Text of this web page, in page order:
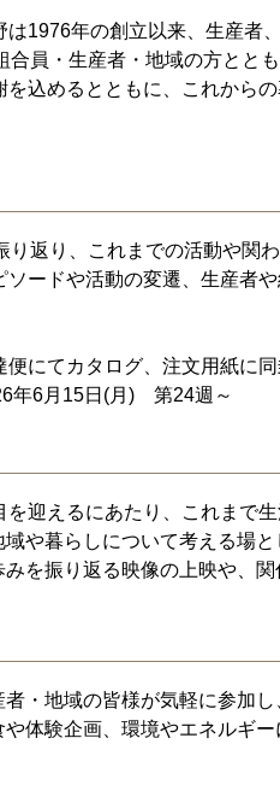
は1976年の創立以来、生産者
合員・生産者・地域の方とと
を込めるとともに、これから
り返り、これまでの活動や関
ソードや活動の変遷、生産者
便にてカタログ、注文用紙に
年6月15日(月) 第24週～
えるにあたり、これまで生
暮らしについて考える場と
振り返る映像の上映や、関
地域の皆様が気軽に参加し
験企画、環境やエネルギー